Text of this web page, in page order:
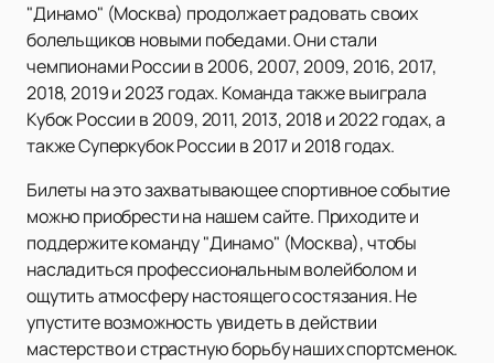
"Динамо" (Москва) продолжает радовать своих
болельщиков новыми победами. Они стали
чемпионами России в 2006, 2007, 2009, 2016, 2017,
2018, 2019 и 2023 годах. Команда также выиграла
Кубок России в 2009, 2011, 2013, 2018 и 2022 годах, а
также Суперкубок России в 2017 и 2018 годах.
Билеты на это захватывающее спортивное событие
можно приобрести на нашем сайте. Приходите и
поддержите команду "Динамо" (Москва), чтобы
насладиться профессиональным волейболом и
ощутить атмосферу настоящего состязания. Не
упустите возможность увидеть в действии
мастерство и страстную борьбу наших спортсменок.